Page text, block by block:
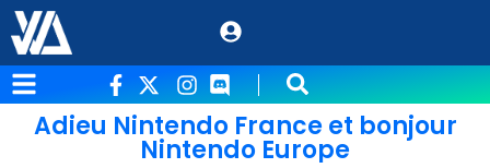
Adieu Nintendo France et bonjour
Nintendo Europe